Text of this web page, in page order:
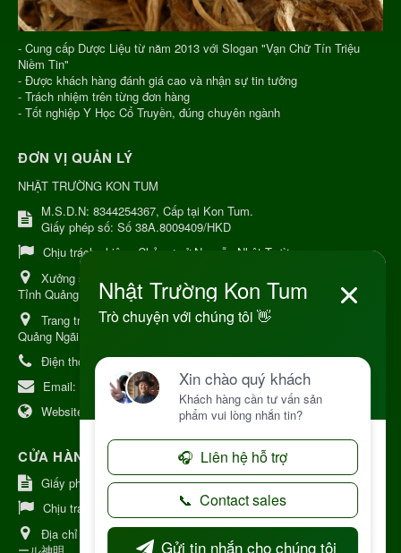
- Cung cấp Dược Liệu từ năm 2013 với Slogan "Vạn Chữ Tín Triệu
Niềm Tin"
- Được khách hàng đánh giá cao và nhận sự tin tưởng
- Trách nhiệm trên từng đơn hàng
- Tốt nghiệp Y Học Cổ Truyền, đúng chuyên ngành
ĐƠN VỊ QUẢN LÝ
NHẬT TRƯỜNG KON TUM
M.S.D.N: 8344254367, Cấp tại Kon Tum.
Giấy phép số: Số 38A.8009409/HKD
Chịu trách nhiệm: Chủ cơ sở Nguyễn Nhật Trường
Xưởng sản xuất:
Tỉnh Quảng Ngải
Trang trại Dược Liệu Hữu Cơ:Khu 37 Hộ Xã Măng Đen Tỉnh
Quảng Ngãi
Điện thoại:+84 906968923
Email:
kinhdoanh@nhattruongkontum.com
Website:
https://www.nhattruongkontum.com
CỬA HÀNG GIỚI THIỆU TẠI NHẬT BẢN
Giấy phép số: 080-9475-1379
Chịu trách nhiệm:
MR THƯƠNG
Địa chỉ Nhật Bản:
日本 愛知県刈谷市神明町6丁目308番地 ファミ